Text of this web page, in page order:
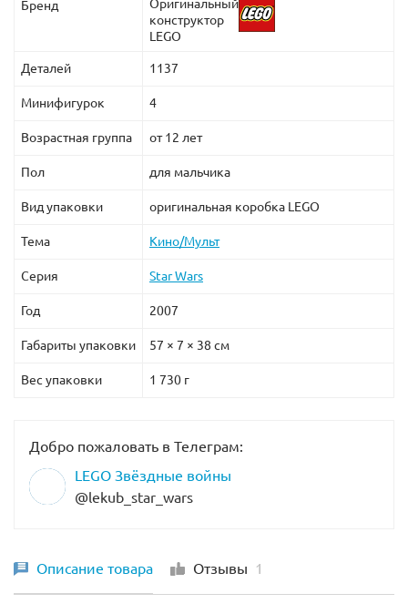
Бренд
Оригинальный
конструктор
LEGO
Деталей 1137
Минифигурок 4
Возрастная группа от 12 лет
Пол для мальчика
Вид упаковки оригинальная коробка LEGO
Тема Кино/Мульт
Серия Star Wars
Год 2007
Габариты упаковки 57 × 7 × 38 см
Вес упаковки 1 730 г
Добро пожаловать в Телеграм:
LEGO Звёздные войны
@lekub_star_wars
Описание товара Отзывы 1